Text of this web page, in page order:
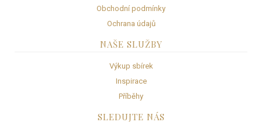
Obchodní podmínky
Ochrana údajů
NAŠE SLUŽBY
Výkup sbírek
Inspirace
Příběhy
SLEDUJTE NÁS